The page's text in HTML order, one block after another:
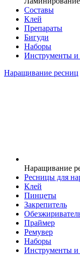
Составы
Клей
Препараты
Бигуди
Наборы
Инструменты и
Наращивание ресниц
Наращивание
Ресницы для
Клей
Пинцеты
Закрепитель
Праймер
Ремувер
Наборы
Инструменты и